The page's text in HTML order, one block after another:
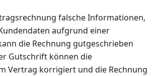
falsche Informationen,
aufgrund einer
die Rechnung gutgeschrieben
Gutschrift können die
Vertrag korrigiert und die Rechnung